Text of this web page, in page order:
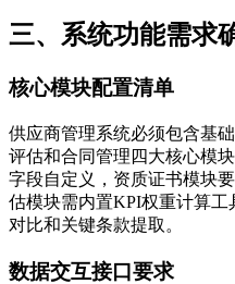
三、系统功能需求
核心模块配置清单
供应商管理系统必须包含基
评估和合同管理四大核心模
字段自定义，资质证书模块
估模块需内置KPI权重计算
对比和关键条款提取。
数据交互接口要求